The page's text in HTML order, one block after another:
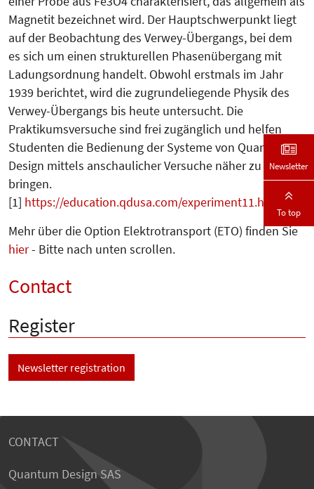
Magnetit bezeichnet wird. Der Hauptschwerpunkt liegt
auf der Beobachtung des Verwey-Übergangs, bei dem
es sich um einen strukturellen Phasenübergang mit
Ladungsordnung handelt. Obwohl erstmals im Jahr
1939 berichtet, wird die zugrundeliegende Physik des
Verwey-Übergangs bis heute untersucht. Die
Praktikumsversuche sind frei zugänglich und helfen
Studenten die Bedienung der Systeme von Quantum
Design mittels anschaulicher Versuche näher zu
bringen.
[1] https://education.qdusa.com/experiment11.html
Mehr über die Option Elektrotransport (ETO) finden Sie
hier- Bitte nach unten scrollen.
Contact
Register
Newsletter registration
CONTACT
Quantum Design SAS
Newsletter
To top